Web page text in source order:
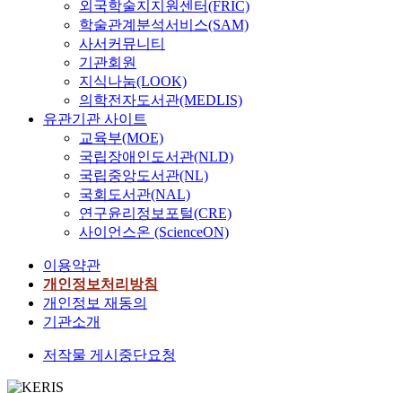
외국학술지지원센터(FRIC)
학술관계분석서비스(SAM)
사서커뮤니티
기관회원
지식나눔(LOOK)
의학전자도서관(MEDLIS)
유관기관 사이트
교육부(MOE)
국립장애인도서관(NLD)
국립중앙도서관(NL)
국회도서관(NAL)
연구윤리정보포털(CRE)
사이언스온 (ScienceON)
이용약관
개인정보처리방침
개인정보 재동의
기관소개
저작물 게시중단요청